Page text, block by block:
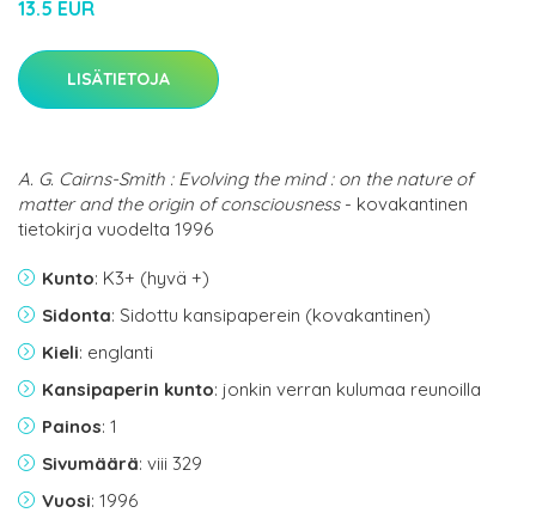
13.5 EUR
LISÄTIETOJA
A. G. Cairns-Smith : Evolving the mind : on the nature of
matter and the origin of consciousness- kovakantinen
tietokirja vuodelta 1996
Kunto: K3+ (hyvä +)
Sidonta: Sidottu kansipaperein (kovakantinen)
Kieli: englanti
Kansipaperin kunto: jonkin verran kulumaa reunoilla
Painos: 1
Sivumäärä: viii 329
Vuosi: 1996